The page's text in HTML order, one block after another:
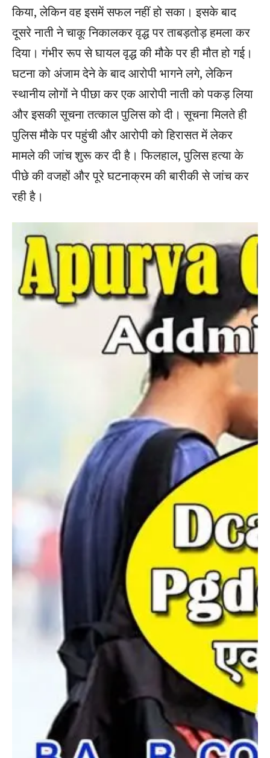
किया, लेकिन वह इसमें सफल नहीं हो सका। इसके बाद
दूसरे नाती ने चाकू निकालकर वृद्ध पर ताबड़तोड़ हमला कर
दिया। गंभीर रूप से घायल वृद्ध की मौके पर ही मौत हो गई।
घटना को अंजाम देने के बाद आरोपी भागने लगे, लेकिन
स्थानीय लोगों ने पीछा कर एक आरोपी नाती को पकड़ लिया
और इसकी सूचना तत्काल पुलिस को दी। सूचना मिलते ही
पुलिस मौके पर पहुंची और आरोपी को हिरासत में लेकर
मामले की जांच शुरू कर दी है। फिलहाल, पुलिस हत्या के
पीछे की वजहों और पूरे घटनाक्रम की बारीकी से जांच कर
रही है।